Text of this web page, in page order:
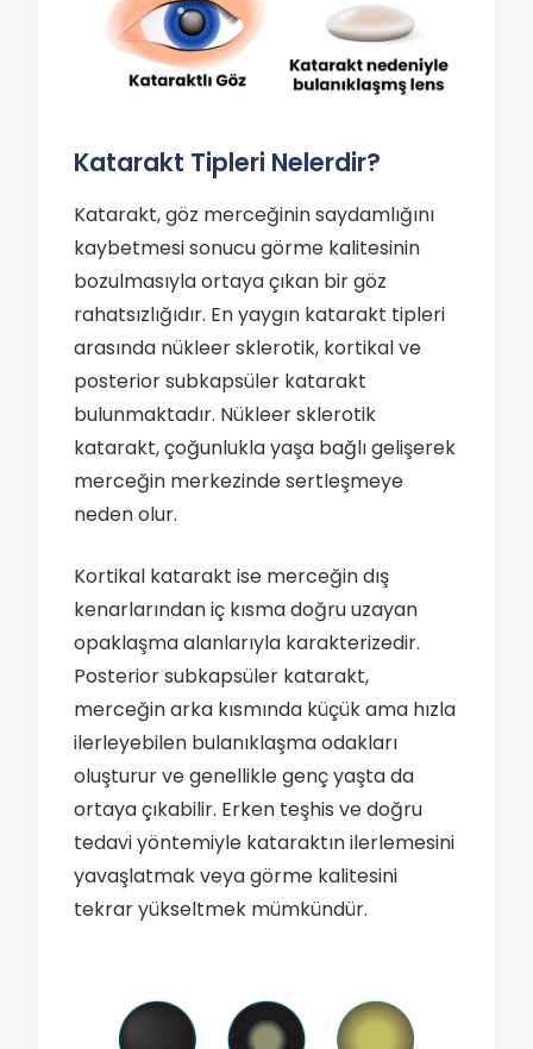
Katarakt Tipleri Nelerdir?
Katarakt, göz merceğinin saydamlığını
kaybetmesi sonucu görme kalitesinin
bozulmasıyla ortaya çıkan bir göz
rahatsızlığıdır. En yaygın katarakt tipleri
arasında nükleer sklerotik, kortikal ve
posterior subkapsüler katarakt
bulunmaktadır. Nükleer sklerotik
katarakt, çoğunlukla yaşa bağlı gelişerek
merceğin merkezinde sertleşmeye
neden olur.
Kortikal katarakt ise merceğin dış
kenarlarından iç kısma doğru uzayan
opaklaşma alanlarıyla karakterizedir.
Posterior subkapsüler katarakt,
merceğin arka kısmında küçük ama hızla
ilerleyebilen bulanıklaşma odakları
oluşturur ve genellikle genç yaşta da
ortaya çıkabilir. Erken teşhis ve doğru
tedavi yöntemiyle kataraktın ilerlemesini
yavaşlatmak veya görme kalitesini
tekrar yükseltmek mümkündür.